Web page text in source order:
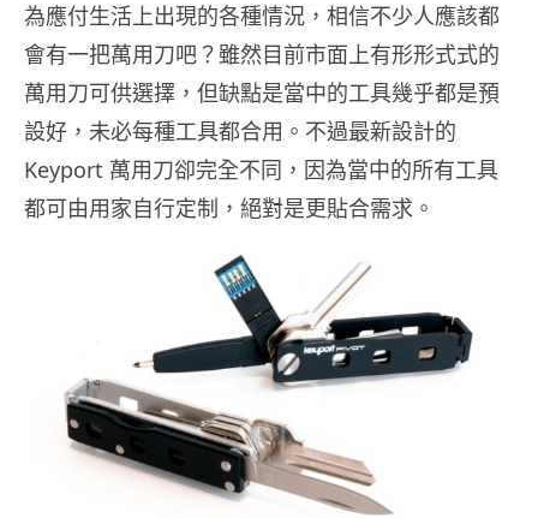
為應付生活上出現的各種情況，相信不少人應該都
會有一把萬用刀吧？雖然目前市面上有形形式式的
萬用刀可供選擇，但缺點是當中的工具幾乎都是預
設好，未必每種工具都合用。不過最新設計的
Keyport 萬用刀卻完全不同，因為當中的所有工具
都可由用家自行定制，絕對是更貼合需求。